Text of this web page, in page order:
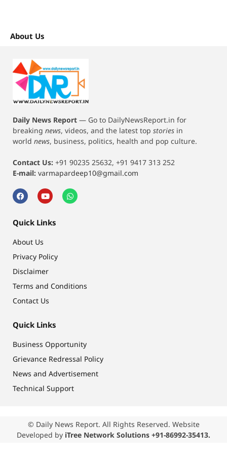
About Us
Daily News Report — Go to DailyNewsReport.in for
breaking news, videos, and the latest top stories in
world news, business, politics, health and pop culture.
Contact Us: +91 90235 25632, +91 9417 313 252
E-mail: varmapardeep10@gmail.com
Quick Links
About Us
Privacy Policy
Disclaimer
Terms and Conditions
Contact Us
Quick Links
Business Opportunity
Grievance Redressal Policy
News and Advertisement
Technical Support
© Daily News Report. All Rights Reserved. Website
Developed by iTree Network Solutions +91-86992-35413.